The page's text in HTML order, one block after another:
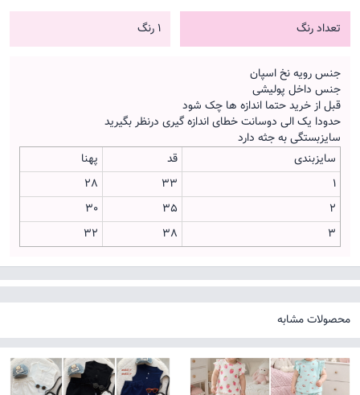
تعداد رنگ 1 رنگ
جنس رویه نخ اسپان
جنس داخل پولیشی
قبل از خرید حتما اندازه ها چک شود
حدودا یک الی دوسانت خطای اندازه گیری درنظر بگیرید
سایزبستگی به جثه دارد
سایزبندی
قد
پهنا
1
33
28
2
35
30
3
38
32
محصولات مشابه